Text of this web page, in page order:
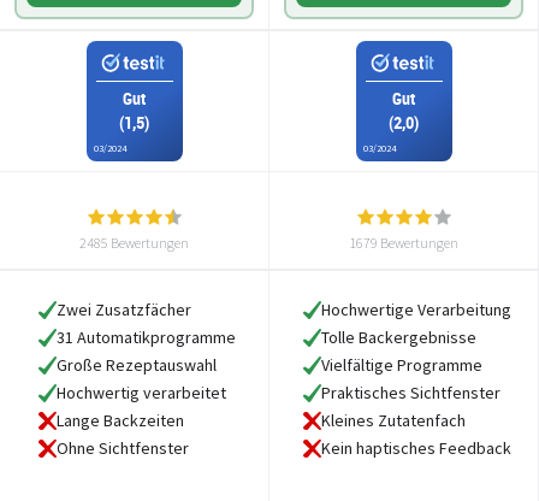
Gut
(1,5)
03/2024
Gut
(2,0)
03/2024
2485 Bewertungen 1679 Bewertungen
Zwei Zusatzfächer
31 Automatikprogramme
Große Rezeptauswahl
Hochwertig verarbeitet
Lange Backzeiten
Ohne Sichtfenster
Hochwertige Verarbeitung
Tolle Backergebnisse
Vielfältige Programme
Praktisches Sichtfenster
Kleines Zutatenfach
Kein haptisches Feedback